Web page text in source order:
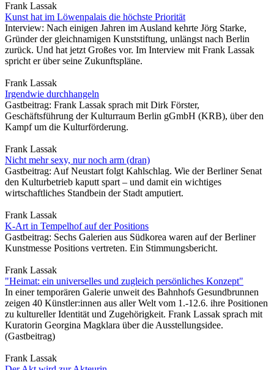
Frank Lassak
Kunst hat im Löwenpalais die höchste Priorität
Interview: Nach einigen Jahren im Ausland kehrte Jörg Starke,
Gründer der gleichnamigen Kunststiftung, unlängst nach Berlin
zurück. Und hat jetzt Großes vor. Im Interview mit Frank Lassak
spricht er über seine Zukunftspläne.
Frank Lassak
Irgendwie durchhangeln
Gastbeitrag: Frank Lassak sprach mit Dirk Förster,
Geschäftsführung der Kulturraum Berlin gGmbH (KRB), über den
Kampf um die Kulturförderung.
Frank Lassak
Nicht mehr sexy, nur noch arm (dran)
Gastbeitrag: Auf Neustart folgt Kahlschlag. Wie der Berliner Senat
den Kulturbetrieb kaputt spart – und damit ein wichtiges
wirtschaftliches Standbein der Stadt amputiert.
Frank Lassak
K-Art in Tempelhof auf der Positions
Gastbeitrag: Sechs Galerien aus Südkorea waren auf der Berliner
Kunstmesse Positions vertreten. Ein Stimmungsbericht.
Frank Lassak
"Heimat: ein universelles und zugleich persönliches Konzept"
In einer temporären Galerie unweit des Bahnhofs Gesundbrunnen
zeigen 40 Künstler:innen aus aller Welt vom 1.-12.6. ihre Positionen
zu kultureller Identität und Zugehörigkeit. Frank Lassak sprach mit
Kuratorin Georgina Magklara über die Ausstellungsidee.
(Gastbeitrag)
Frank Lassak